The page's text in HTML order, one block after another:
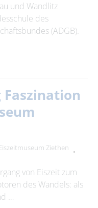
und Wandlitz
des
(ADGB).
Ziethen
von Eiszeit zum
des Wandels: als
…